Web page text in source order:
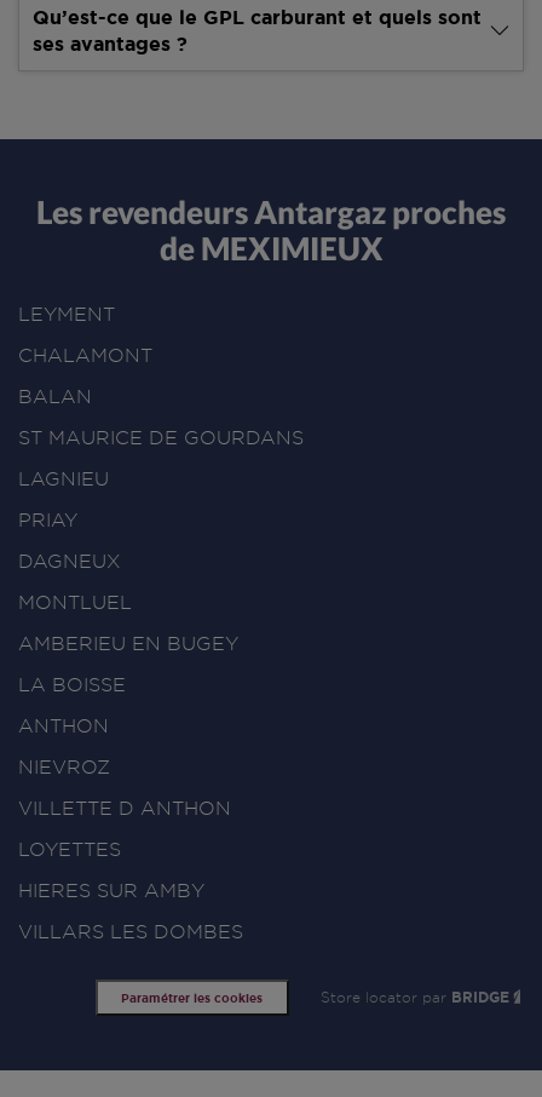
Qu’est-ce que le GPL carburant et quels sont
ses avantages ?
Les revendeurs Antargaz proches
de MEXIMIEUX
LEYMENT
CHALAMONT
BALAN
ST MAURICE DE GOURDANS
LAGNIEU
PRIAY
DAGNEUX
MONTLUEL
AMBERIEU EN BUGEY
LA BOISSE
ANTHON
NIEVROZ
VILLETTE D ANTHON
LOYETTES
HIERES SUR AMBY
VILLARS LES DOMBES
Paramétrer les cookies Store locator par BRIDGE